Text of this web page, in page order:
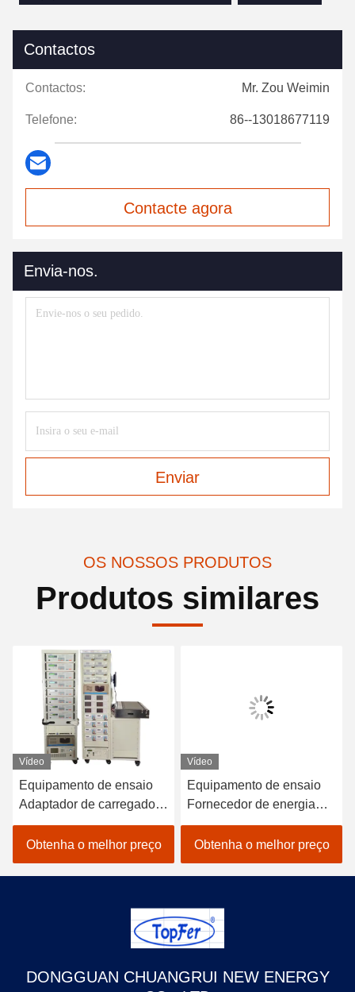
Contactos
Contactos: Mr. Zou Weimin
Telefone: 86--13018677119
Contacte agora
Envia-nos.
Enviar
OS NOSSOS PRODUTOS
Produtos similares
Vídeo
Equipamento de ensaio
Adaptador de carregador
de alta tensão Sistema de
ensaio de alimentação
ATS Equipamento ATE
Obtenha o melhor preço
Vídeo
Equipamento de ensaio
Fornecedor de energia
industrial Equipamento
ATE Condutor LED
Sistemas de ensaio de
fonte de alimentação
Obtenha o melhor preço
DONGGUAN CHUANGRUI NEW ENERGY